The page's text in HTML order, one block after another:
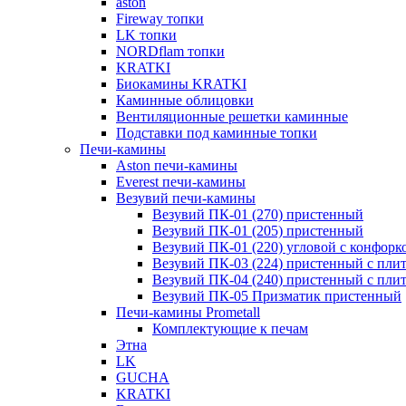
Fireway топки
LK топки
NORDflam топки
KRATKI
Биокамины KRATKI
Каминные облицовки
Вентиляционные решетки каминные
Подставки под каминные топки
Печи-камины
Aston печи-камины
Everest печи-камины
Везувий печи-камины
Везувий ПК-01 (270) пристенный
Везувий ПК-01 (205) пристенный
Везувий ПК-01 (220) угловой с
Везувий ПК-03 (224) пристенный с
Везувий ПК-04 (240) пристенный с
Везувий ПК-05 Призматик пристенный
Печи-камины Prometall
Комплектующие к печам
Этна
LK
GUCHA
KRATKI